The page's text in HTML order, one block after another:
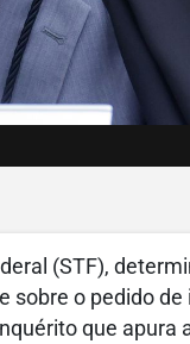
(STF),
sobre o pedido
que apura